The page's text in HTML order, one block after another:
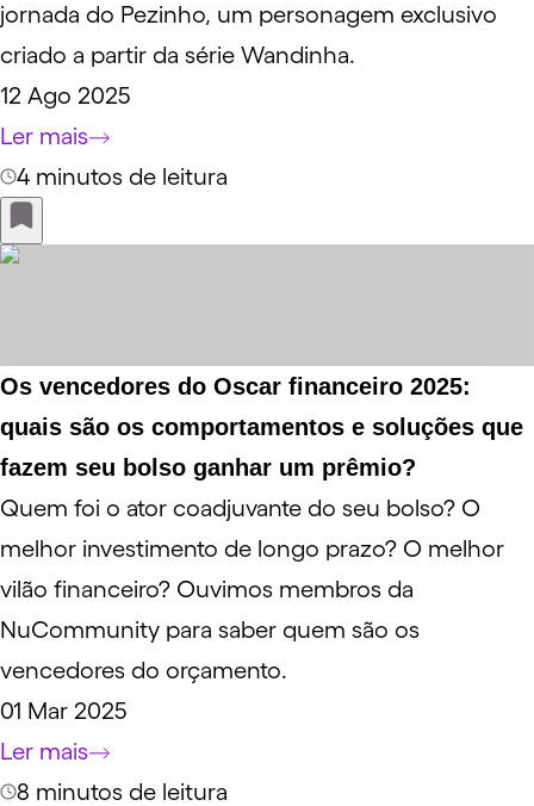
jornada do Pezinho, um personagem exclusivo
criado a partir da série Wandinha.
12 Ago 2025
Ler mais
4 minutos de leitura
Os vencedores do Oscar financeiro 2025:
quais são os comportamentos e soluções que
fazem seu bolso ganhar um prêmio?
Quem foi o ator coadjuvante do seu bolso? O
melhor investimento de longo prazo? O melhor
vilão financeiro? Ouvimos membros da
NuCommunity para saber quem são os
vencedores do orçamento.
01 Mar 2025
Ler mais
8 minutos de leitura